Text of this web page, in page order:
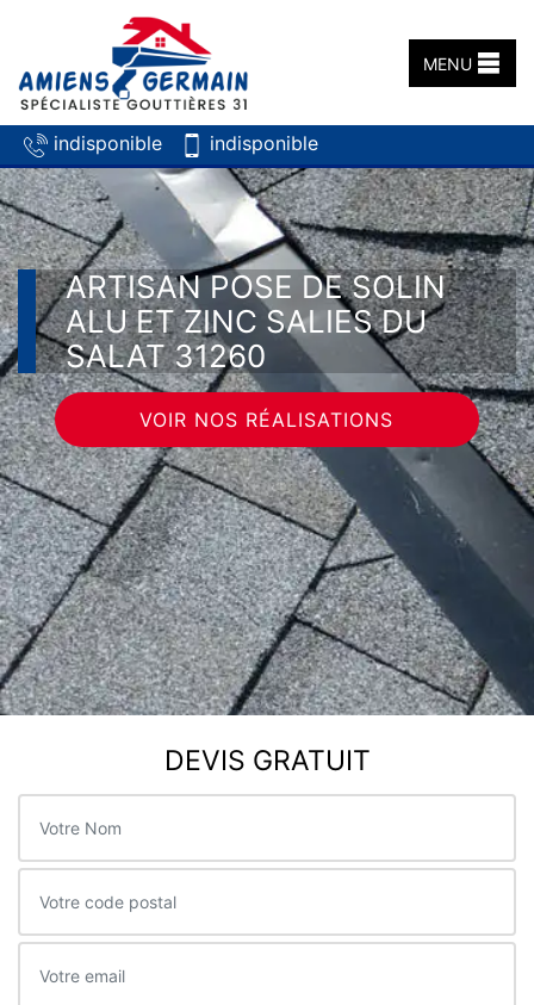
indisponible indisponible
MENU
ARTISAN POSE DE SOLIN
ALU ET ZINC SALIES DU
SALAT 31260
VOIR NOS RÉALISATIONS
DEVIS GRATUIT